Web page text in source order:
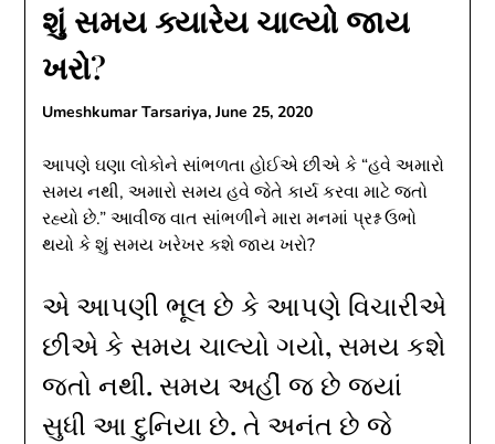
શું સમય ક્યારેય ચાલ્યો જાય
ખરો?
Umeshkumar Tarsariya,June 25, 2020
આપણે ઘણા લોકોને સાંભળતા હોઈએ છીએ કે “હવે અમારો
સમય નથી, અમારો સમય હવે જેતે કાર્ય કરવા માટે જતો
રહ્યો છે.” આવીજ વાત સાંભળીને મારા મનમાં પ્રશ્ન ઉભો
થયો કે શું સમય ખરેખર કશે જાય ખરો?
એ આપણી ભૂલ છે કે આપણે વિચારીએ
છીએ કે સમય ચાલ્યો ગયો, સમય કશે
જતો નથી. સમય અહીં જ છે જ્યાં
સુધી આ દુનિયા છે. તે અનંત છે જે